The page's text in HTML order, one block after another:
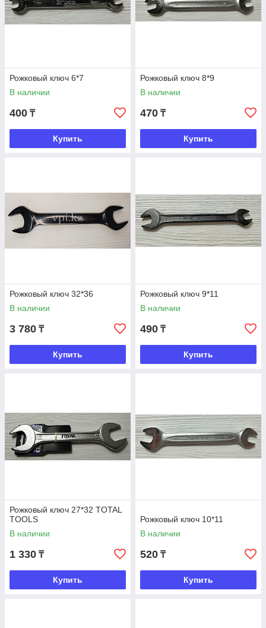
Рожковый ключ 6*7
В наличии
400 ₸
Купить
Рожковый ключ 8*9
В наличии
470 ₸
Купить
Рожковый ключ 32*36
В наличии
3 780 ₸
Купить
Рожковый ключ 9*11
В наличии
490 ₸
Купить
Рожковый ключ 27*32 TOTAL
TOOLS
В наличии
1 330 ₸
Купить
Рожковый ключ 10*11
В наличии
520 ₸
Купить